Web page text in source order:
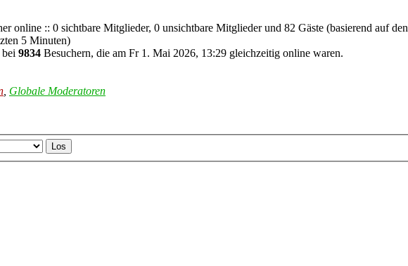
online :: 0 sichtbare Mitglieder, 0 unsichtbare Mitglieder und 82 Gäste (basierend auf den
5 Minuten)
9834 Besuchern, die am Fr 1. Mai 2026, 13:29 gleichzeitig online waren.
Globale Moderatoren